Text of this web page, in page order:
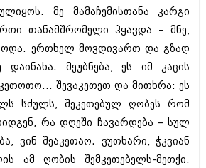
(247)
(342)
(290)
(292)
(394)
(313)
(366)
(313)
(290)
(413)
(318)
მე მამაჩემისთანა კარგი
თანამშრომელი ჰყავდა – მნე,
ერთხელ მოვდივართ და გზად
მეუბნება, ეს იმ კაცის
შევაკეთეთ და მითხრა: ეს
სძულს, შეკეთებულ ღობეს რომ
რა დღეში ჩავარდება – სულ
ვინ შეაკეთაო. ვუთხარი, ჭკვიან
ამ ღობის შემკეთებელს-მეთქი.